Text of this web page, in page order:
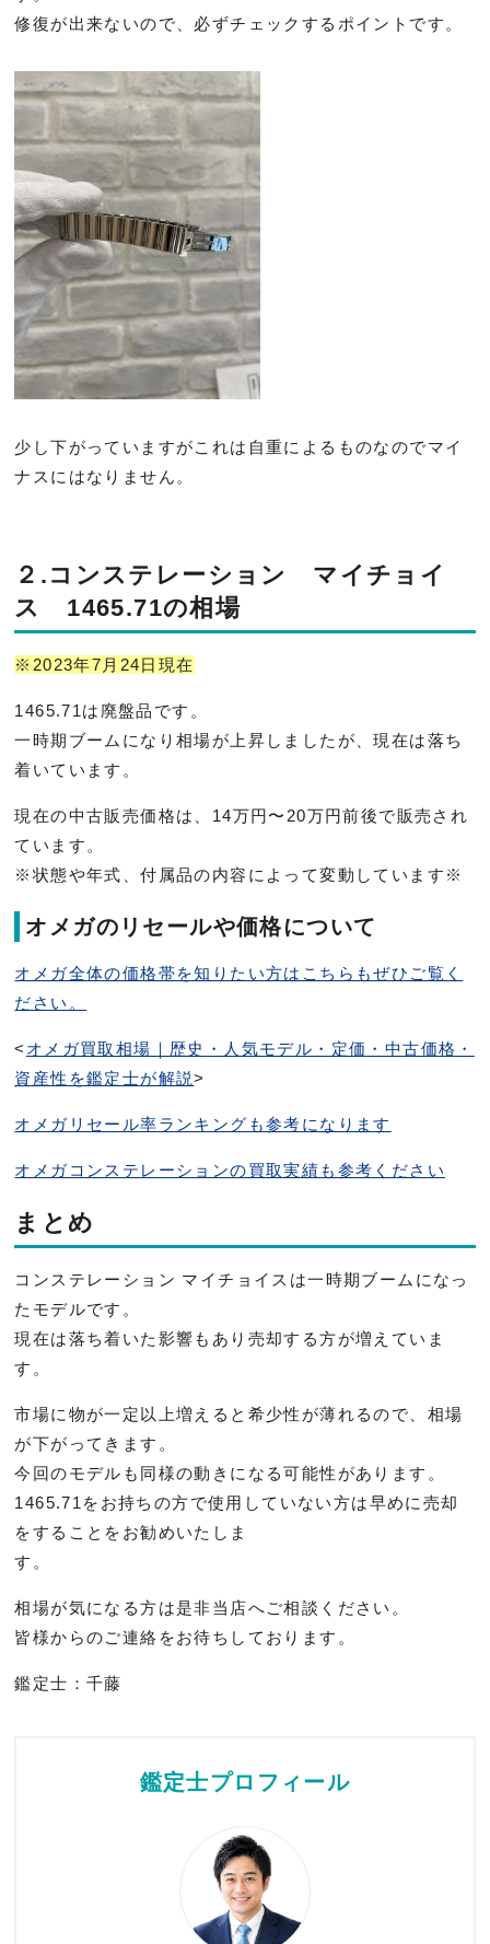
修復が出来ないので、必ずチェックするポイントです。
少し下がっていますがこれは自重によるものなのでマイ
ナスにはな りません。
２.コンステレーション マイチョイ
ス 1465.71の相場
※2023年7月24日現在
1465.71は廃盤品です。
一時期ブームになり相場が上昇しましたが、現在は落ち
着いています。
現在の中古販売価格は、14万円〜 20万円前後で販売され
ています。
※状態や年式、付属品の内容によって変動しています※
オメガのリセールや価格について
オメガ全体の価格帯を知りたい方はこちらもぜひご覧く
ださい。
< オメガ買取相場｜歴史・人気モデル・定価・中古価格・
資産性を鑑定士が解説>
オメガリセール率ランキングも参考になります
オメガコンステレーションの買取実績も参考ください
まとめ
コンステレーション マイチョイスは一時期ブームになっ
たモデルです。
現在は落ち着いた影響もあり売却する方が増えていま
す。
市場に物が一定以上増えると希少性が薄れるので、 相場
が下がってきます。
今回のモデルも同様の動きになる可能性があります。
1465.71をお持ちの方で使用していない方は早めに売却
をすることをお勧めいたしま
す。
相場が気になる方は是非当店へご相談ください。
皆様からのご連絡をお待ちしております。
鑑定士：千藤
鑑定士プロフィール